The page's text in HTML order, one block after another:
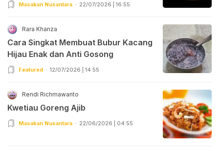
Masakan Nusantara 22/07/2026 | 16:55
Rara Khanza
Cara Singkat Membuat Bubur Kacang
Hijau Enak dan Anti Gosong
Featured 12/07/2026 | 14:55
Rendi Richmawanto
Kwetiau Goreng Ajib
Masakan Nusantara 22/06/2026 | 04:55